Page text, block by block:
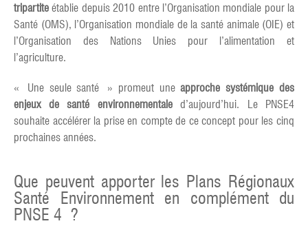
tripartite établie depuis 2010 entre l’Organisation mondiale pour la
Santé (OMS), l’Organisation mondiale de la santé animale (OIE) et
l’Organisation des Nations Unies pour l’alimentation et
l’agriculture.
« Une seule santé » promeut uneapproche systémique des
enjeux de santé environnementaled’aujourd’hui. Le PNSE4
souhaite accélérer la prise en compte de ce concept pour les cinq
prochaines années.
Que peuvent apporter les Plans Régionaux
Santé Environnement en complément du
PNSE 4 ?